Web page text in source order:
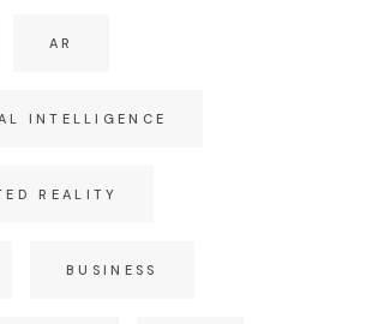
AR
INTELLIGENCE
REALITY
BUSINESS